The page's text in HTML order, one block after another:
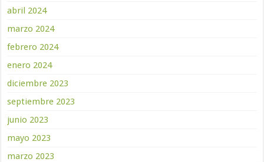
abril 2024
marzo 2024
febrero 2024
enero 2024
diciembre 2023
septiembre 2023
junio 2023
mayo 2023
marzo 2023